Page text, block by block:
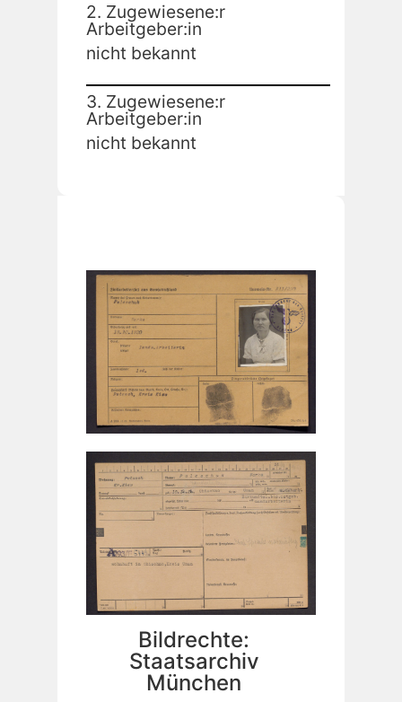
2. Zugewiesene:r
Arbeitgeber:in
nicht bekannt
3. Zugewiesene:r
Arbeitgeber:in
nicht bekannt
Bildrechte:
Staatsarchiv
München